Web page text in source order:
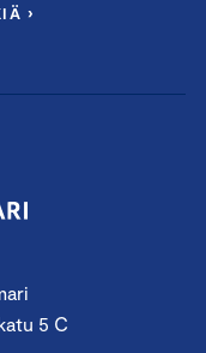
5 C
›